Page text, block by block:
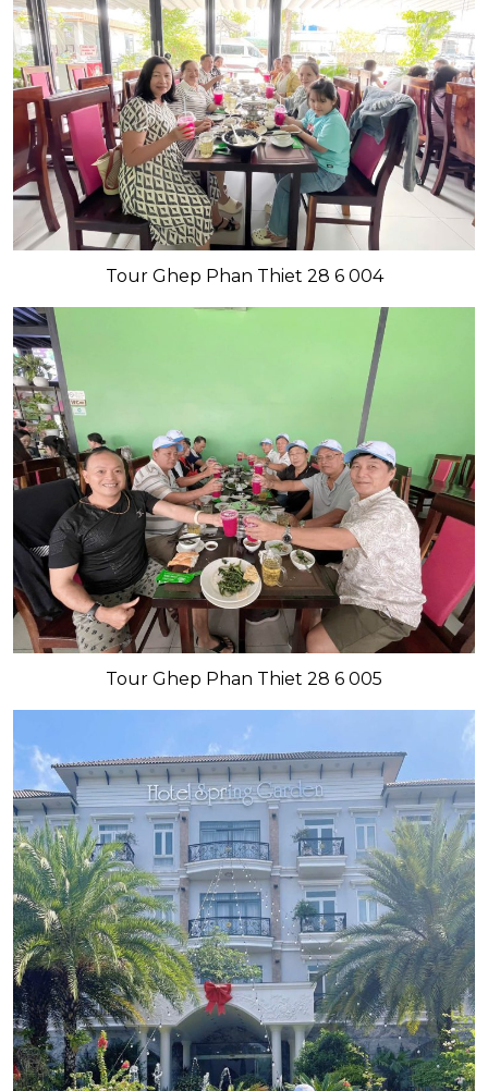
Tour Ghep Phan Thiet 28 6 004
Tour Ghep Phan Thiet 28 6 005